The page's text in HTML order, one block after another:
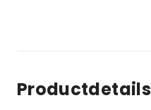
Productdetails